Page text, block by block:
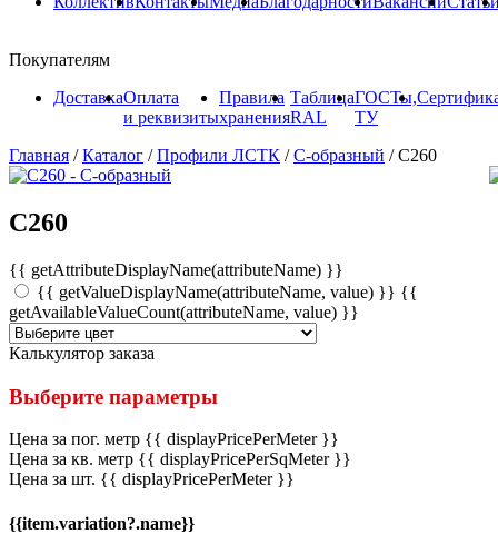
Покупателям
ДоставкаОплата
и реквизиты
Правила
хранения
Таблица
RAL
ГОСТы,
ТУ
Главная /Каталог /Профили ЛСТК /С-образный /С260
С260
{{ getAttributeDisplayName(attributeName) }}
{{ getValueDisplayName(attributeName, value) }} {{
getAvailableValueCount(attributeName, value) }}
Калькулятор заказа
Выберите параметры
Цена за пог. метр {{ displayPricePerMeter }}
Цена за кв. метр {{ displayPricePerSqMeter }}
Цена за шт. {{ displayPricePerMeter }}
{{item.variation?.name}}